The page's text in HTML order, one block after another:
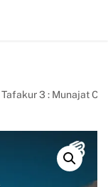
Tafakur 3 : Munajat